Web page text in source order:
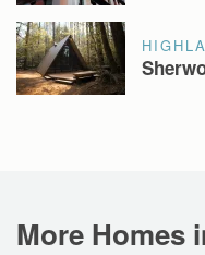
More Homes